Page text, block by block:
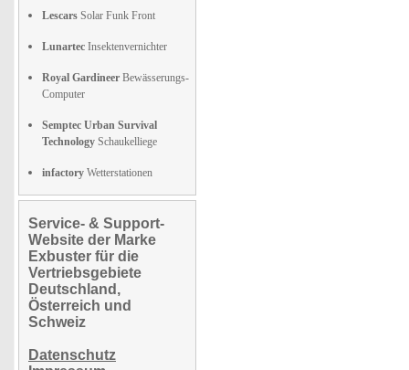
Lescars Solar Funk Front
Lunartec Insektenvernichter
Royal Gardineer Bewässerungs-
Computer
Semptec Urban Survival
Technology Schaukelliege
infactory Wetterstationen
Service- & Support-
Website der Marke
Exbuster für die
Vertriebsgebiete
Deutschland,
Österreich und
Schweiz
Datenschutz